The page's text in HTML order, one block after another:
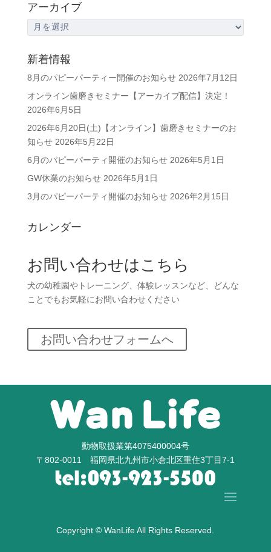
アーカイブ
ー
カ
イ
ブ
新着情報
8月のパピーパーティー開催のお知らせ 2026年7月12日
オンライン歯磨きセミナー【アーカイブ配信】決定！
2026年6月5日
2026年6月20日(土)【オンライン】歯磨きセミナーのお
知らせ 2026年5月22日
6月のパピーパーティ開催のお知らせ 2026年5月1日
GW休業のお知らせ 2026年5月1日
3月のパピーパーティ開催のお知らせ 2026年2月15日
カレンダー
お問い合わせはこちら
犬の幼稚園やトレーニング、体験レッスンなど、どんな
ことでもお気軽にお問い合わせください
お問い合わせフォームへ
動物取扱業第4075400004号
〒802-0011 福岡県北九州市小倉北区重住3丁目7-1
Copyright © WanLife All Rights Reserved.